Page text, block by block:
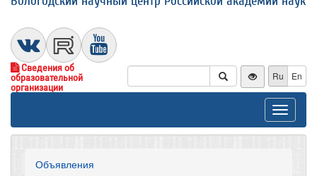
Сведения об
образовательной
организации
Ru En
Toggle
Объявления